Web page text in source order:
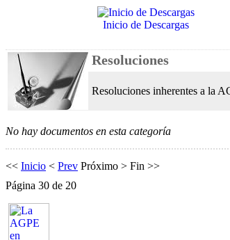
Inicio de Descargas
Resoluciones
Resoluciones inherentes a la
No hay documentos en esta categoría
<< Inicio < Prev Próximo > Fin >>
Página 30 de 20